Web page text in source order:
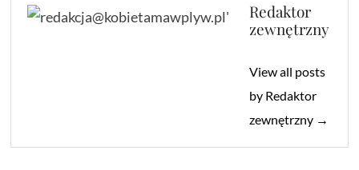
Redaktor
zewnętrzny
View all posts
by Redaktor
zewnętrzny →